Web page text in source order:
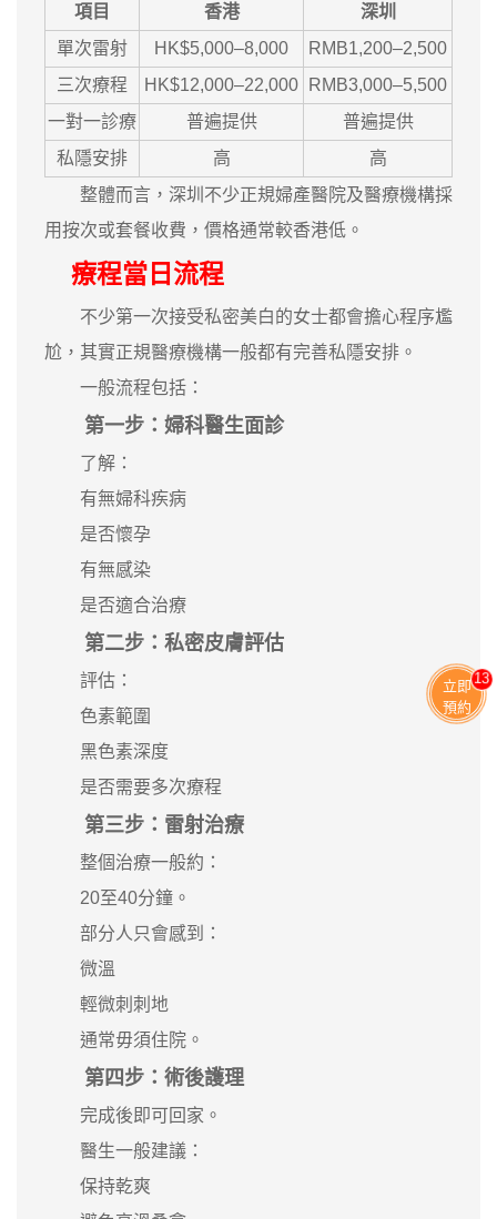
項目 香港
深圳
單次雷射
HK$5,000–8,000
RMB1,200–2,500
三次療程
HK$12,000–22,000
RMB3,000–5,500
一對一診療
普遍提供
普遍提供
私隱安排
高
高
整體而言，深圳不少正規婦產醫院及醫療機構採
用按次或套餐收費，價格通常較香港低。
療程當日流程
不少第一次接受私密美白的女士都會擔心程序尷
尬，其實正規醫療機構一般都有完善私隱安排。
一般流程包括：
第一步：婦科醫生面診
了解：
有無婦科疾病
是否懷孕
有無感染
是否適合治療
第二步：私密皮膚評估
評估：
色素範圍
黑色素深度
是否需要多次療程
第三步：雷射治療
整個治療一般約：
20至40分鐘。
部分人只會感到：
微溫
輕微刺刺地
通常毋須住院。
第四步：術後護理
完成後即可回家。
醫生一般建議：
保持乾爽
立即
預約
13